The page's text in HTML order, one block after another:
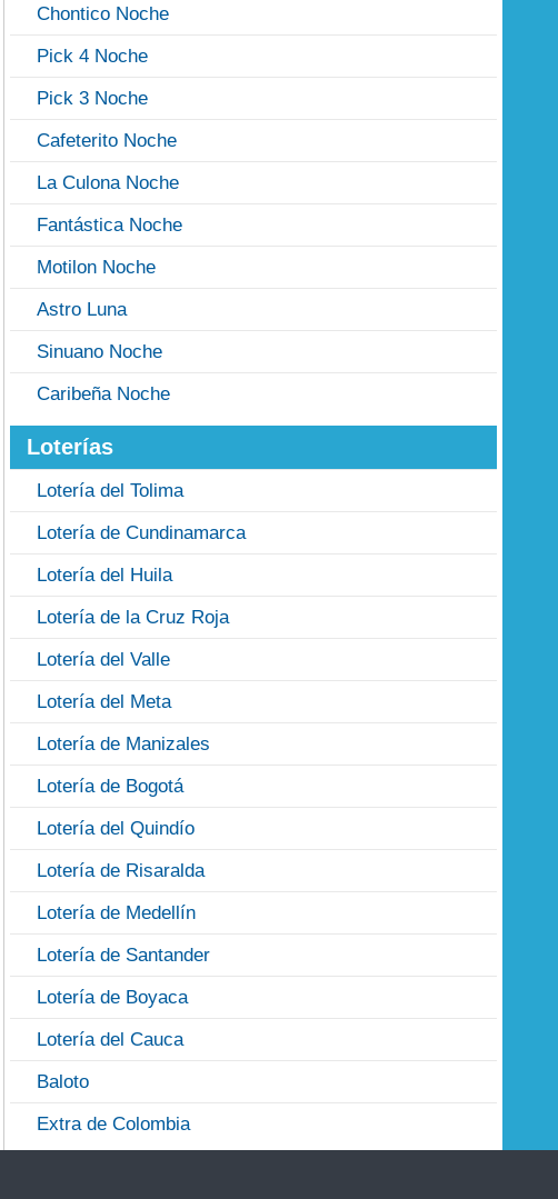
Chontico Noche
Pick 4 Noche
Pick 3 Noche
Cafeterito Noche
La Culona Noche
Fantástica Noche
Motilon Noche
Astro Luna
Sinuano Noche
Caribeña Noche
Loterías
Lotería del Tolima
Lotería de Cundinamarca
Lotería del Huila
Lotería de la Cruz Roja
Lotería del Valle
Lotería del Meta
Lotería de Manizales
Lotería de Bogotá
Lotería del Quindío
Lotería de Risaralda
Lotería de Medellín
Lotería de Santander
Lotería de Boyaca
Lotería del Cauca
Baloto
Extra de Colombia